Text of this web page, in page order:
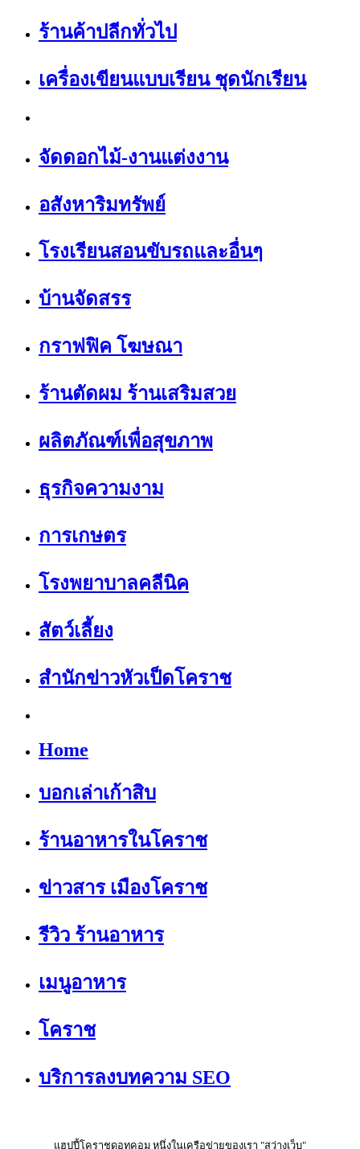
ร้านค้าปลีกทั่วไป
เครื่องเขียนแบบเรียน ชุดนักเรียน
จัดดอกไม้-งานแต่งงาน
อสังหาริมทรัพย์
โรงเรียนสอนขับรถและอื่นๆ
บ้านจัดสรร
กราฟฟิค โฆษณา
ร้านตัดผม ร้านเสริมสวย
ผลิตภัณฑ์เพื่อสุขภาพ
ธุรกิจความงาม
การเกษตร
โรงพยาบาลคลีนิค
สัตว์เลี้ยง
สำนักข่าวหัวเป็ดโคราช
Home
บอกเล่าเก้าสิบ
ร้านอาหารในโคราช
ข่าวสาร เมืองโคราช
รีวิว ร้านอาหาร
เมนูอาหาร
โคราช
บริการลงบทความ SEO
แฮปปี้โคราชดอทคอม หนึ่งในเครือข่ายของเรา "สว่างเว็บ"